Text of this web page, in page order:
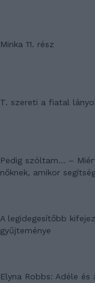
Minka 11. rész
T. szereti a fiatal
Pedig szóltam… –
nőknek, amikor
A legidegesítőbb
gyűjteménye
Elyna Robbs: Adéle